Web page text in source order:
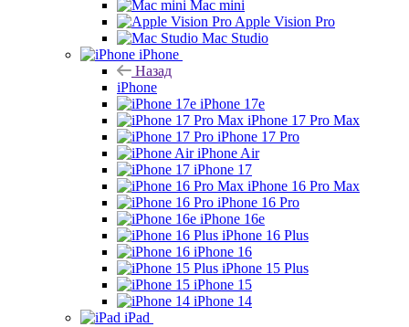
Mac mini
Apple Vision Pro
Mac Studio
iPhone
Назад
iPhone
iPhone 17e
iPhone 17 Pro Max
iPhone 17 Pro
iPhone Air
iPhone 17
iPhone 16 Pro Max
iPhone 16 Pro
iPhone 16e
iPhone 16 Plus
iPhone 16
iPhone 15 Plus
iPhone 15
iPhone 14
iPad